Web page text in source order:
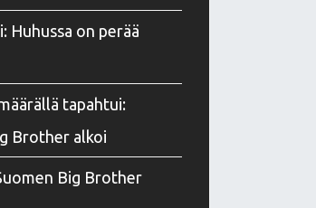
Huhussa on perää
tapahtui:
Brother alkoi
Big Brother